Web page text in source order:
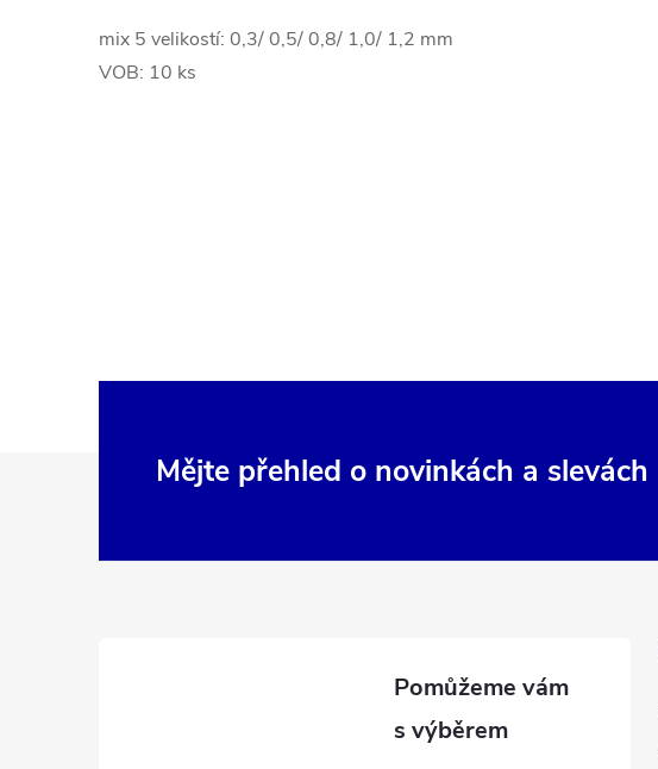
mix 5 velikostí: 0,3/ 0,5/ 0,8/ 1,0/ 1,2 mm
VOB: 10 ks
Mějte přehled o novinkách a slevách